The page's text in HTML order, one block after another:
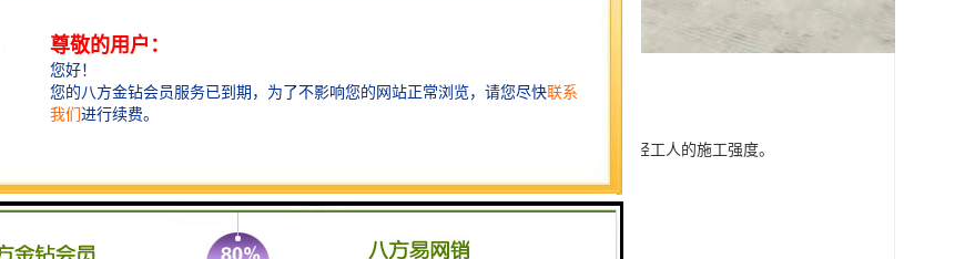
20℃时PP－R密度为0．9g／cm3左右，远低于各类金属管，方便搬运和安装施工，可大大减轻工人的施工强度。
水管的瞬间使用温度可高达95℃，在80℃下长期使用仍然可承受一定压力。